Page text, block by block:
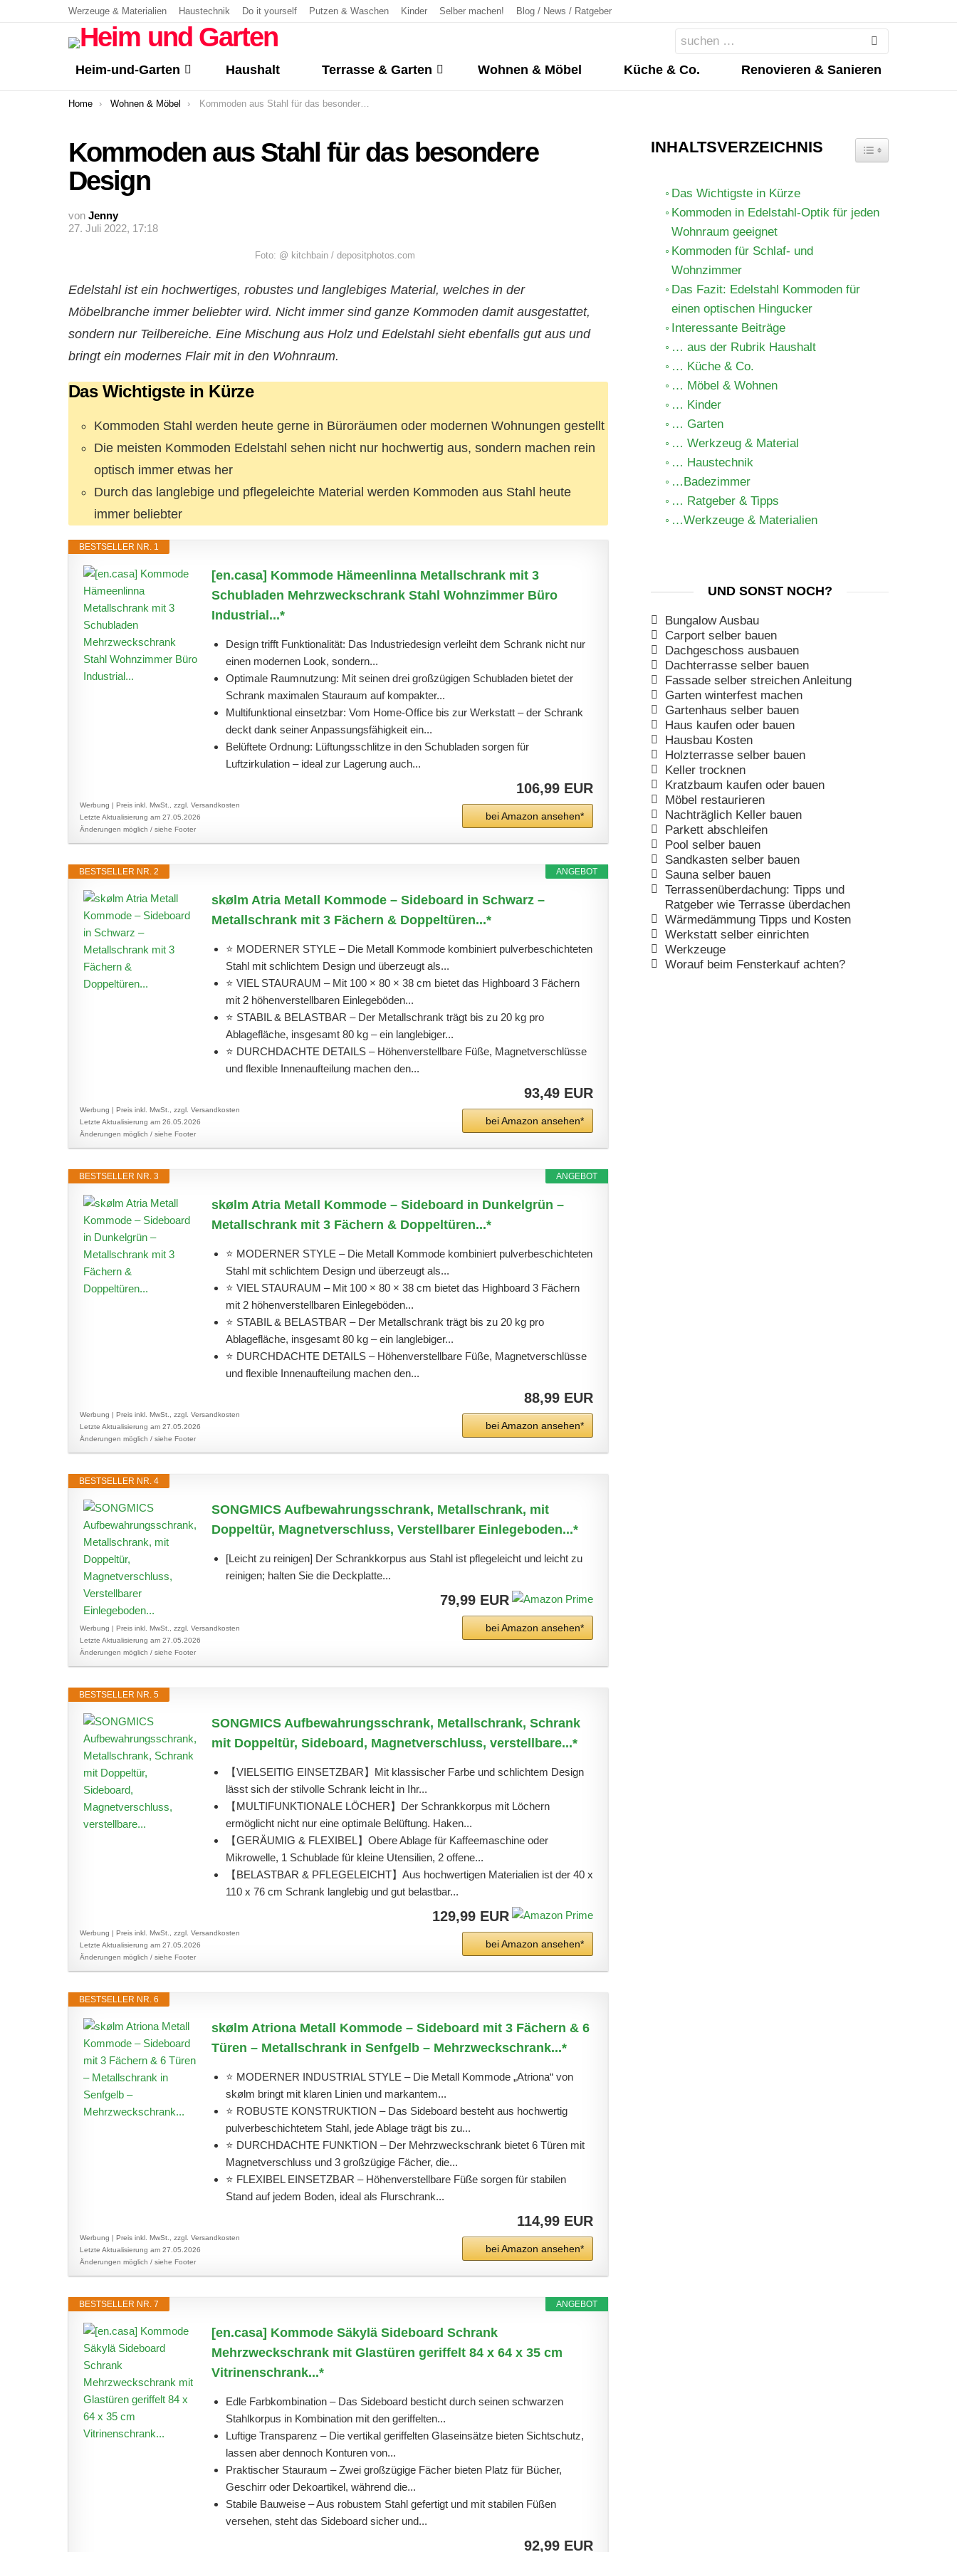
Werzeuge & Materialien Haustechnik Do it yourself Putzen & Waschen Kinder Selber machen! Blog / News / Ratgeber
for:
Heim-und-Garten Haushalt Terrasse & Garten Wohnen & Möbel Küche & Co. Renovieren & Sanieren
You are here:
Home Wohnen & Möbel Kommoden aus Stahl für das besondere Design
Kommoden aus Stahl für das besondere
Design
von Jenny
27. Juli 2022, 17:18
Foto: @ kitchbain / depositphotos.com
Edelstahl ist ein hochwertiges, robustes und langlebiges Material, welches in der
Möbelbranche immer beliebter wird. Nicht immer sind ganze Kommoden damit ausgestattet,
sondern nur Teilbereiche. Eine Mischung aus Holz und Edelstahl sieht ebenfalls gut aus und
bringt ein modernes Flair mit in den Wohnraum.
Das Wichtigste in Kürze
Kommoden Stahl werden heute gerne in Büroräumen oder modernen Wohnungen gestellt
Die meisten Kommoden Edelstahl sehen nicht nur hochwertig aus, sondern machen rein
optisch immer etwas her
Durch das langlebige und pflegeleichte Material werden Kommoden aus Stahl heute
immer beliebter
BESTSELLER NR. 1
[en.casa] Kommode Hämeenlinna Metallschrank mit 3
Schubladen Mehrzweckschrank Stahl Wohnzimmer Büro
Industrial...*
Design trifft Funktionalität: Das Industriedesign verleiht dem Schrank nicht nur
einen modernen Look, sondern...
Optimale Raumnutzung: Mit seinen drei großzügigen Schubladen bietet der
Schrank maximalen Stauraum auf kompakter...
Multifunktional einsetzbar: Vom Home-Office bis zur Werkstatt – der Schrank
deckt dank seiner Anpassungsfähigkeit ein...
Belüftete Ordnung: Lüftungsschlitze in den Schubladen sorgen für
Luftzirkulation – ideal zur Lagerung auch...
106,99 EUR
bei Amazon ansehen*
Werbung | Preis inkl. MwSt., zzgl. Versandkosten
Letzte Aktualisierung am 27.05.2026
Änderungen möglich / siehe Footer
ANGEBOT
BESTSELLER NR. 2
skølm Atria Metall Kommode – Sideboard in Schwarz –
Metallschrank mit 3 Fächern & Doppeltüren...*
⭐ MODERNER STYLE – Die Metall Kommode kombiniert pulverbeschichteten
Stahl mit schlichtem Design und überzeugt als...
⭐ VIEL STAURAUM – Mit 100 × 80 × 38 cm bietet das Highboard 3 Fächern
mit 2 höhenverstellbaren Einlegeböden...
⭐ STABIL & BELASTBAR – Der Metallschrank trägt bis zu 20 kg pro
Ablagefläche, insgesamt 80 kg – ein langlebiger...
⭐ DURCHDACHTE DETAILS – Höhenverstellbare Füße, Magnetverschlüsse
und flexible Innenaufteilung machen den...
93,49 EUR
bei Amazon ansehen*
Werbung | Preis inkl. MwSt., zzgl. Versandkosten
Letzte Aktualisierung am 26.05.2026
Änderungen möglich / siehe Footer
ANGEBOT
BESTSELLER NR. 3
skølm Atria Metall Kommode – Sideboard in Dunkelgrün –
Metallschrank mit 3 Fächern & Doppeltüren...*
⭐ MODERNER STYLE – Die Metall Kommode kombiniert pulverbeschichteten
Stahl mit schlichtem Design und überzeugt als...
⭐ VIEL STAURAUM – Mit 100 × 80 × 38 cm bietet das Highboard 3 Fächern
mit 2 höhenverstellbaren Einlegeböden...
⭐ STABIL & BELASTBAR – Der Metallschrank trägt bis zu 20 kg pro
Ablagefläche, insgesamt 80 kg – ein langlebiger...
⭐ DURCHDACHTE DETAILS – Höhenverstellbare Füße, Magnetverschlüsse
und flexible Innenaufteilung machen den...
88,99 EUR
bei Amazon ansehen*
Werbung | Preis inkl. MwSt., zzgl. Versandkosten
Letzte Aktualisierung am 27.05.2026
Änderungen möglich / siehe Footer
BESTSELLER NR. 4
SONGMICS Aufbewahrungsschrank, Metallschrank, mit
Doppeltür, Magnetverschluss, Verstellbarer Einlegeboden...*
[Leicht zu reinigen] Der Schrankkorpus aus Stahl ist pflegeleicht und leicht zu
reinigen; halten Sie die Deckplatte...
79,99 EUR
bei Amazon ansehen*
Werbung | Preis inkl. MwSt., zzgl. Versandkosten
Letzte Aktualisierung am 27.05.2026
Änderungen möglich / siehe Footer
BESTSELLER NR. 5
SONGMICS Aufbewahrungsschrank, Metallschrank, Schrank
mit Doppeltür, Sideboard, Magnetverschluss, verstellbare...*
【VIELSEITIG EINSETZBAR】Mit klassischer Farbe und schlichtem Design
lässt sich der stilvolle Schrank leicht in Ihr...
【MULTIFUNKTIONALE LÖCHER】Der Schrankkorpus mit Löchern
ermöglicht nicht nur eine optimale Belüftung. Haken...
【GERÄUMIG & FLEXIBEL】Obere Ablage für Kaffeemaschine oder
Mikrowelle, 1 Schublade für kleine Utensilien, 2 offene...
【BELASTBAR & PFLEGELEICHT】Aus hochwertigen Materialien ist der 40 x
110 x 76 cm Schrank langlebig und gut belastbar...
129,99 EUR
bei Amazon ansehen*
Werbung | Preis inkl. MwSt., zzgl. Versandkosten
Letzte Aktualisierung am 27.05.2026
Änderungen möglich / siehe Footer
BESTSELLER NR. 6
skølm Atriona Metall Kommode – Sideboard mit 3 Fächern & 6
Türen – Metallschrank in Senfgelb – Mehrzweckschrank...*
⭐ MODERNER INDUSTRIAL STYLE – Die Metall Kommode „Atriona“ von
skølm bringt mit klaren Linien und markantem...
⭐ ROBUSTE KONSTRUKTION – Das Sideboard besteht aus hochwertig
pulverbeschichtetem Stahl, jede Ablage trägt bis zu...
⭐ DURCHDACHTE FUNKTION – Der Mehrzweckschrank bietet 6 Türen mit
Magnetverschluss und 3 großzügige Fächer, die...
⭐ FLEXIBEL EINSETZBAR – Höhenverstellbare Füße sorgen für stabilen
Stand auf jedem Boden, ideal als Flurschrank...
114,99 EUR
bei Amazon ansehen*
Werbung | Preis inkl. MwSt., zzgl. Versandkosten
Letzte Aktualisierung am 27.05.2026
Änderungen möglich / siehe Footer
ANGEBOT
BESTSELLER NR. 7
[en.casa] Kommode Säkylä Sideboard Schrank
Mehrzweckschrank mit Glastüren geriffelt 84 x 64 x 35 cm
Vitrinenschrank...*
Edle Farbkombination – Das Sideboard besticht durch seinen schwarzen
Stahlkorpus in Kombination mit den geriffelten...
Luftige Transparenz – Die vertikal geriffelten Glaseinsätze bieten Sichtschutz,
lassen aber dennoch Konturen von...
Praktischer Stauraum – Zwei großzügige Fächer bieten Platz für Bücher,
Geschirr oder Dekoartikel, während die...
Stabile Bauweise – Aus robustem Stahl gefertigt und mit stabilen Füßen
versehen, steht das Sideboard sicher und...
92,99 EUR
INHALTSVERZEICHNIS TOGGLE TABLE OF
Das Wichtigste in Kürze
Kommoden in Edelstahl-Optik für jeden
Wohnraum geeignet
Kommoden für Schlaf- und
Wohnzimmer
Das Fazit: Edelstahl Kommoden für
einen optischen Hingucker
Interessante Beiträge
… aus der Rubrik Haushalt
… Küche & Co.
… Möbel & Wohnen
… Kinder
… Garten
… Werkzeug & Material
… Haustechnik
…Badezimmer
… Ratgeber & Tipps
…Werkzeuge & Materialien
UND SONST NOCH?
Bungalow Ausbau
Carport selber bauen
Dachgeschoss ausbauen
Dachterrasse selber bauen
Fassade selber streichen Anleitung
Garten winterfest machen
Gartenhaus selber bauen
Haus kaufen oder bauen
Hausbau Kosten
Holzterrasse selber bauen
Keller trocknen
Kratzbaum kaufen oder bauen
Möbel restaurieren
Nachträglich Keller bauen
Parkett abschleifen
Pool selber bauen
Sandkasten selber bauen
Sauna selber bauen
Terrassenüberdachung: Tipps und
Ratgeber wie Terrasse überdachen
Wärmedämmung Tipps und Kosten
Werkstatt selber einrichten
Werkzeuge
Worauf beim Fensterkauf achten?